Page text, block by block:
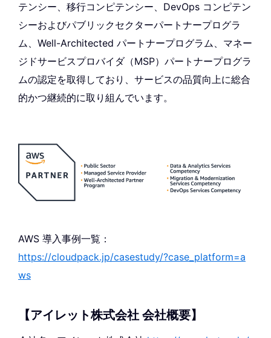
テンシー、移行コンピテンシー、DevOps コンピテン
シーおよびパブリックセクターパートナープログラ
ム、Well-Architected パートナープログラム、マネー
ジドサービスプロバイダ（MSP）パートナープログラ
ムの認定を取得しており、サービスの品質向上に総合
的かつ継続的に取り組んでいます。
AWS 導入事例一覧：
https://cloudpack.jp/casestudy/?case_platform=a
ws
【アイレット株式会社 会社概要】